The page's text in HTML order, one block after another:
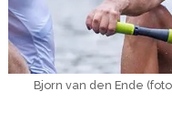
Bjorn van den Ende